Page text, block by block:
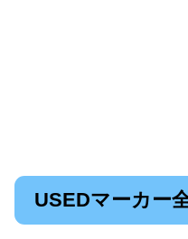
USEDマーカー